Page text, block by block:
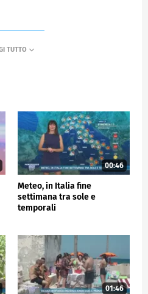
00:46
Meteo, in Italia fine
settimana tra sole e
temporali
01:46